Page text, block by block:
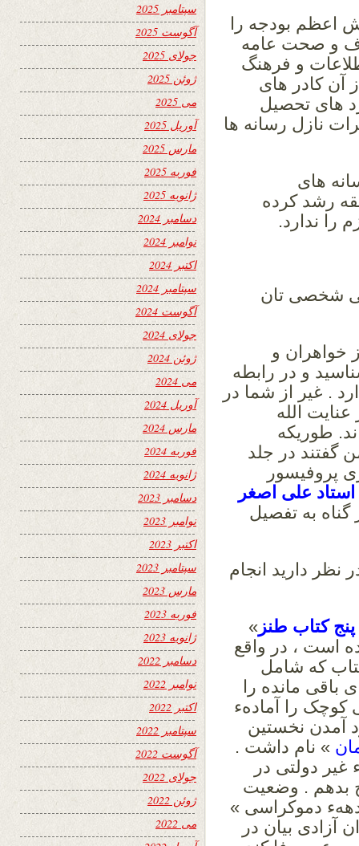
اعظم بودجه را
و صحت عامه
و فرهنگ
آن کادر های
های تحصیل
نازل رسانه ها
های
رشد کرده
را ندارد.
گی شخصی تان
خواهران و
و در رابطه
. غیر از شما در
الله
طوریکه
گفتند در جلد
پروفیسور
علی اصغر
گناه به تفصیل
نظر دارید انجام
پنج کتاب طنز »
است ، در واقع
که شامل
مانده را
کوچک را آمادهء
آمدن نخستین
» نام داشت .
دولتی در
بدهم . وضعیت
دموکراسی »
بیان در
سپتامبر 2025
آگوست 2025
جولای 2025
ژوئن 2025
می 2025
آوریل 2025
مارس 2025
فوریه 2025
ژانویه 2025
دسامبر 2024
نوامبر 2024
اکتبر 2024
سپتامبر 2024
آگوست 2024
جولای 2024
ژوئن 2024
می 2024
آوریل 2024
مارس 2024
فوریه 2024
ژانویه 2024
دسامبر 2023
نوامبر 2023
اکتبر 2023
سپتامبر 2023
مارس 2023
فوریه 2023
ژانویه 2023
دسامبر 2022
نوامبر 2022
اکتبر 2022
سپتامبر 2022
آگوست 2022
جولای 2022
ژوئن 2022
می 2022